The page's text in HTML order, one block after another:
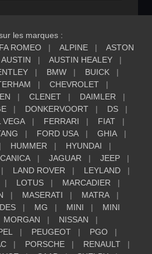
les marques :
ROMEO ALPINE
ASTON
AUSTIN
AUSTIN HEALEY
BMW
BUICK
CHEVROLET
CLENET
DAIMLER
DONKERVOORT
DS
VEGA FERRARI
FIAT
FORD USA
GHIA
HUMMER
HYUNDAI
JAGUAR
JEEP
LAND ROVER
LEYLAND
LOTUS
MARCADIER
MASERATI
MATRA
MG MINI
MINI
MORGAN
NISSAN
PEUGEOT
PGO
PORSCHE
RENAULT